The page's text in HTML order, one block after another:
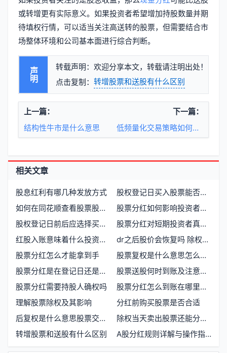
或转增更有实际意义。如果投资者希望增加持股数量并期
待填权行情，可以适当关注高送转的股票，但需要结合市
场整体环境和公司基本面进行综合判断。
声明
转载声明：欢迎分享本文，转载请注明出处！
点击复制： 转增股票和送股有什么区别
上一篇：
结构性牛市是什么意思
下一篇：
低频量化交易策略如何选股？年化收益能否超过20%？
相关文章
股息红利有哪几种发放方式
股权登记日买入股票能否获得分红
如何在同花顺查看股票股息率
股票分红如何影响投资者收益
股权登记日前后应选择买入还是卖出股票
股票分红对短期投资者真的有利吗
红股入账意味着什么投资者需要了解什么
dr之后股价会恢复吗 除权除息对股票走势的影响
股票分红怎么才能拿到手
股票复权是什么意思怎么计算
股票分红是在登记日还是公告日发放
股票送股何时到账及注意事项
股票分红需要持股人确权吗
股票分红怎么到账在哪里查询
理解股票除权及其影响
分红前购买股票是否合适
后复权是什么意思股票交易必懂的概念
除权当天卖出股票还能分红吗
转增股票和送股有什么区别
A股分红规则详解与操作指南